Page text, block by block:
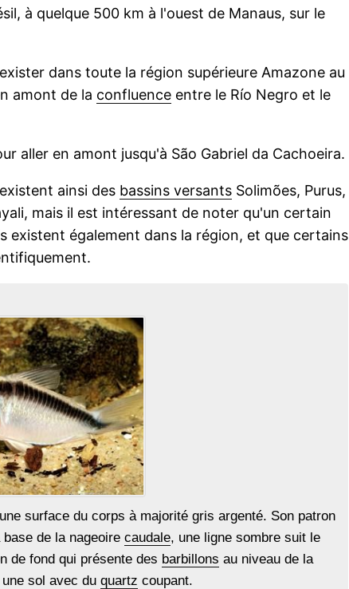
à quelque 500 km à l'ouest de Manaus, sur le
dans toute la région supérieure Amazone au
amont de la confluence entre le Río Negro et le
aller en amont jusqu'à São Gabriel da Cachoeira.
ainsi des bassins versants Solimões, Purus,
mais il est intéressant de noter qu'un certain
existent également dans la région, et que certains
surface du corps à majorité gris argenté. Son patron
base de la nageoire caudale, une ligne sombre suit le
de fond qui présente des barbillons au niveau de la
sol avec du quartz coupant.